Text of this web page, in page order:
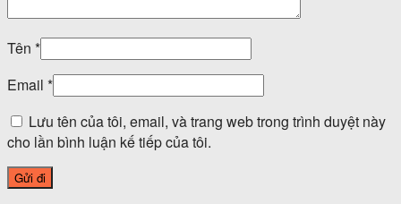
Tên *
Email *
Lưu tên của tôi, email, và trang web trong trình duyệt này
cho lần bình luận kế tiếp của tôi.